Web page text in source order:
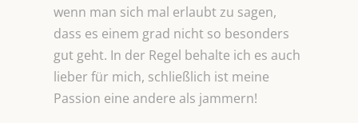
wenn man sich mal erlaubt zu sagen,
dass es einem grad nicht so besonders
gut geht. In der Regel behalte ich es auch
lieber für mich, schließlich ist meine
Passion eine andere als jammern!